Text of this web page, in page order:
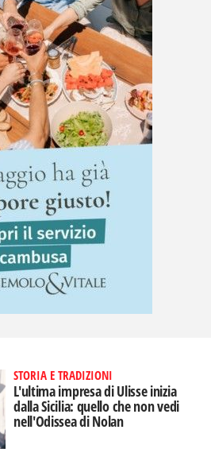
STORIA E TRADIZIONI
L'ultima impresa di Ulisse inizia
dalla Sicilia: quello che non vedi
nell'Odissea di Nolan